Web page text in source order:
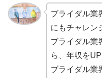
ブライダル業
にもチャレン
ブライダル業
ら、年収を
ブライダル業